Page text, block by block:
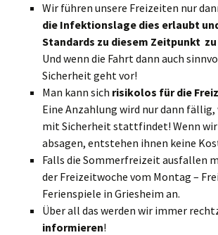
Wir führen unsere Freizeiten nur
die Infektionslage dies erlaubt
Standards zu diesem Zeitpunkt
Und wenn die Fahrt dann auch
Sicherheit geht vor!
Man kann sich risikolos für die
Eine Anzahlung wird nur dann fällig,
mit Sicherheit stattfindet! Wenn
absagen, entstehen ihnen keine
Falls die Sommerfreizeit ausfallen
der Freizeitwoche vom Montag –
Ferienspiele in Griesheim an.
Über all das werden wir immer
informieren!